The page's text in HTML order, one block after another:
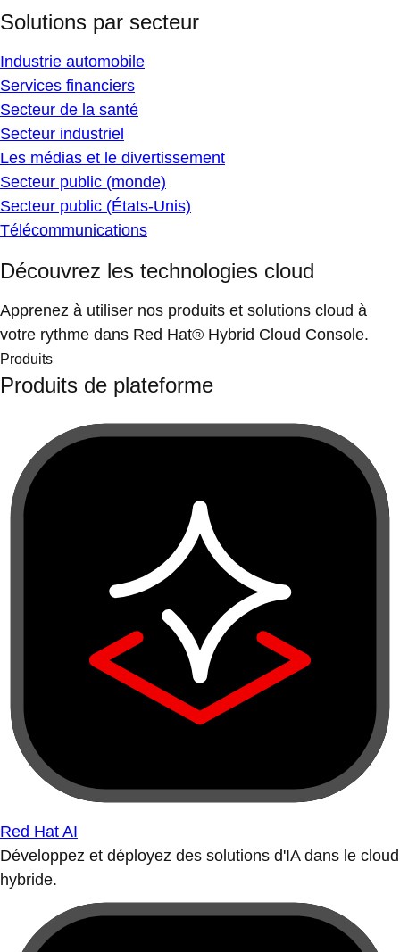
Solutions par secteur
Industrie automobile
Services financiers
Secteur de la santé
Secteur industriel
Les médias et le divertissement
Secteur public (monde)
Secteur public (États-Unis)
Télécommunications
Découvrez les technologies cloud
Apprenez à utiliser nos produits et solutions cloud à
votre rythme dans Red Hat® Hybrid Cloud Console.
Produits
Produits de plateforme
Red Hat AI
Développez et déployez des solutions d'IA dans le cloud
hybride.